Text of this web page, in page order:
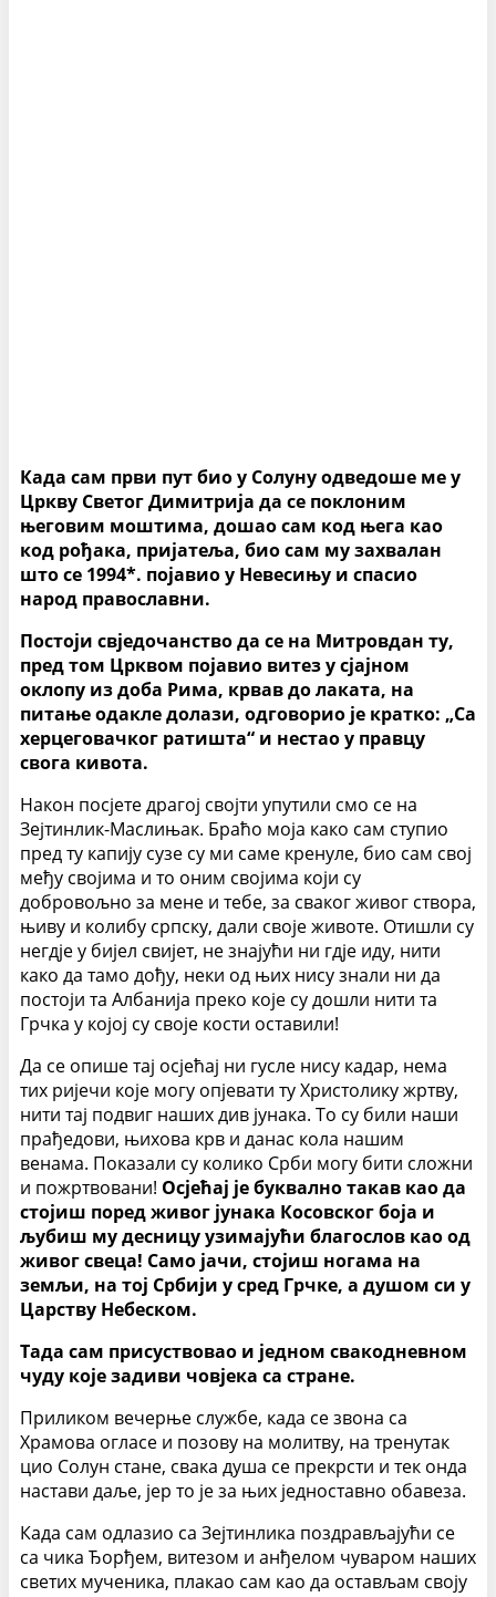
Када сам први пут био у Солуну одведоше ме у
Цркву Светог Димитрија да се поклоним
његовим моштима, дошао сам код њега као
код рођака, пријатеља, био сам му захвалан
што се 1994*. појавио у Невесињу и спасио
народ православни.
Постоји свједочанство да се на Митровдан ту,
пред том Црквом појавио витез у сјајном
оклопу из доба Рима, крвав до лаката, на
питање одакле долази, одговорио је кратко: „Са
херцеговачког ратишта“ и нестао у правцу
свога кивота.
Након посјете драгој својти упутили смо се на
Зејтинлик-Маслињак. Браћо моја како сам ступио
пред ту капију сузе су ми саме кренуле, био сам свој
међу својима и то оним својима који су
добровољно за мене и тебе, за сваког живог створа,
њиву и колибу српску, дали своје животе. Отишли су
негдје у бијел свијет, не знајући ни гдје иду, нити
како да тамо дођу, неки од њих нису знали ни да
постоји та Албанија преко које су дошли нити та
Грчка у којој су своје кости оставили!
Да се опише тај осјећај ни гусле нису кадар, нема
тих ријечи које могу опјевати ту Христолику жртву,
нити тај подвиг наших див јунака. То су били наши
прађедови, њихова крв и данас кола нашим
венама. Показали су колико Срби могу бити сложни
и пожртвовани! Осјећај је буквално такав као да
стојиш поред живог јунака Косовског боја и
љубиш му десницу узимајући благослов као од
живог свеца! Само јачи, стојиш ногама на
земљи, на тој Србији у сред Грчке, а душом си у
Царству Небеском.
Тада сам присуствовао и једном свакодневном
чуду које задиви човјека са стране.
Приликом вечерње службе, када се звона са
Храмова огласе и позову на молитву, на тренутак
цио Солун стане, свака душа се прекрсти и тек онда
настави даље, јер то је за њих једноставно обавеза.
Када сам одлазио са Зејтинлика поздрављајући се
са чика Ђорђем, витезом и анђелом чуваром наших
светих мученика, плакао сам као да остављам своју